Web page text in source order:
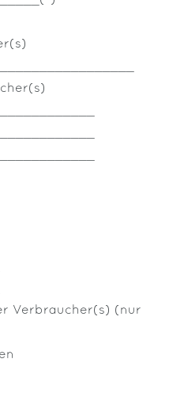
Verbraucher(s) (nur